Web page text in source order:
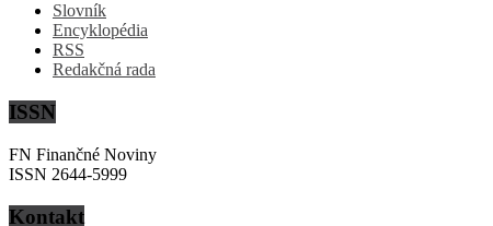
Slovník
Encyklopédia
RSS
Redakčná rada
ISSN
FN Finančné Noviny
ISSN 2644-5999
Kontakt